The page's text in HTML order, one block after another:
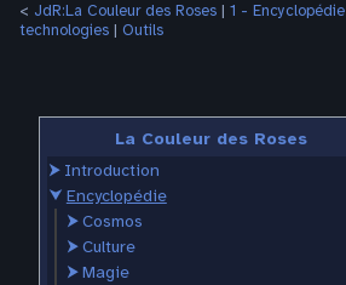
< JdR:La Couleur des Roses ‎ | 1 - Encyclopédie
technologies ‎ | Outils
La Couleur des Roses
⮞ Introduction
⮟ Encyclopédie
⮞Cosmos
⮞Culture
⮞Magie